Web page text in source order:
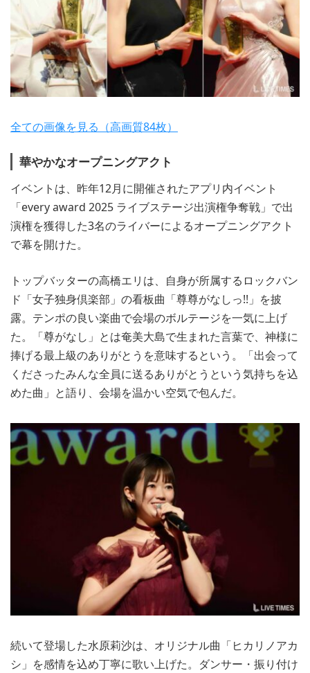
全ての画像を見る（高画質84枚）
華やかなオープニングアクト
イベントは、昨年12月に開催されたアプリ内イベント
「every award 2025 ライブステージ出演権争奪戦」で出
演権を獲得した3名のライバーによるオープニングアクト
で幕を開けた。
トップバッターの高橋エリは、自身が所属するロックバン
ド「女子独身倶楽部」の看板曲「尊尊がなしっ!!」を披
露。テンポの良い楽曲で会場のボルテージを一気に上げ
た。「尊がなし」とは奄美大島で生まれた言葉で、神様に
捧げる最上級のありがとうを意味するという。「出会って
くださったみんな全員に送るありがとうという気持ちを込
めた曲」と語り、会場を温かい空気で包んだ。
続いて登場した水原莉沙は、オリジナル曲「ヒカリノアカ
シ」を感情を込め丁寧に歌い上げた。ダンサー・振り付け